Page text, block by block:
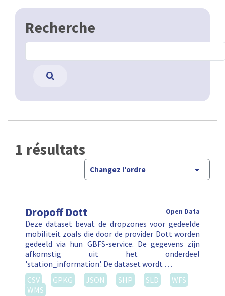
Recherche
1 résultats
Changez l'ordre
Dropoff Dott Open Data
Deze dataset bevat de dropzones voor gedeelde
mobiliteit zoals die door de provider Dott worden
gedeeld via hun GBFS-service. De gegevens zijn
afkomstig uit het onderdeel
'station_information'. De dataset wordt …
CSV
GPKG JSON SHP SLD
WFS
WMS